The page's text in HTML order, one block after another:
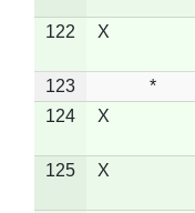
122 X
123 *
124
X
125 X